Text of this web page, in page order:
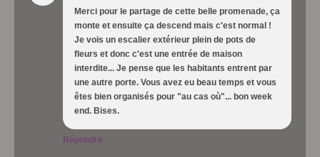
Merci pour le partage de cette belle promenade, ça
monte et ensuite ça descend mais c'est normal !
Je vois un escalier extérieur plein de pots de
fleurs et donc c'est une entrée de maison
interdite... Je pense que les habitants entrent par
une autre porte. Vous avez eu beau temps et vous
êtes bien organisés pour "au cas où"... bon week
end. Bises.
Répondre